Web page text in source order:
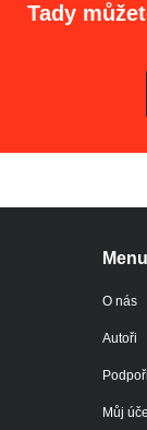
Tady
Menu
O nás
Autoři
Můj